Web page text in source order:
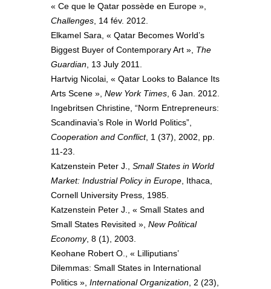
« Ce que le Qatar possède en Europe »,
Challenges , 14 fév. 2012.
Elkamel Sara, « Qatar Becomes World’s
Biggest Buyer of Contemporary Art », The
Guardian , 13 July 2011.
Hartvig Nicolai, « Qatar Looks to Balance Its
Arts Scene », New York Times , 6 Jan. 2012.
Ingebritsen Christine, “Norm Entrepreneurs:
Scandinavia’s Role in World Politics”,
Cooperation and Conflict, 1 (37), 2002, pp.
11-23.
Katzenstein Peter J., Small States in World
Market: Industrial Policy in Europe , Ithaca,
Cornell University Press, 1985.
Katzenstein Peter J., « Small States and
Small States Revisited », New Political
Economy, 8 (1), 2003.
Keohane Robert O., « Lilliputians’
Dilemmas: Small States in International
Politics », International Organization , 2 (23),